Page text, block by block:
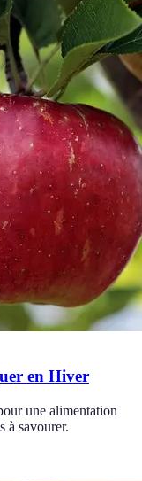
en Hiver
une alimentation
à savourer.